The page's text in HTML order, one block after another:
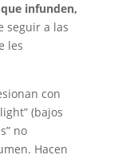
infunden,
seguir a las
les
con
(bajos
no
Hacen